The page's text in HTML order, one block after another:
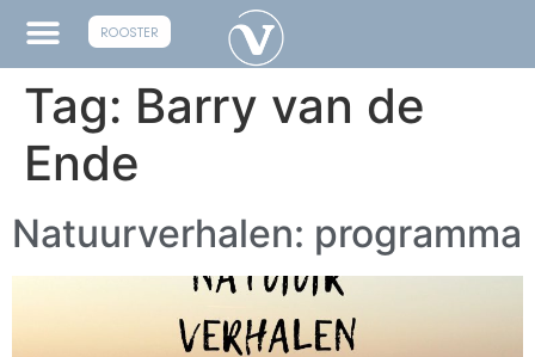
ROOSTER
Tag: Barry van de
Ende
Natuurverhalen: programma